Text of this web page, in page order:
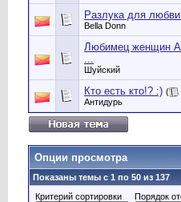
Разлука для
Bella Donn
Любимец женщин
...
Шуйский
Кто есть кто!? :) (
Антидурь
Опции просмотра
Показаны темы с 1 по 50 из 137
Критерий сортировки
Порядок